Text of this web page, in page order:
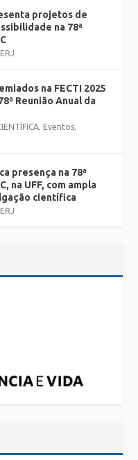
projetos de
na 78ª
na FECTI 2025
Reunião Anual da
, Eventos,
presença na 78ª
na UFF, com ampla
científica